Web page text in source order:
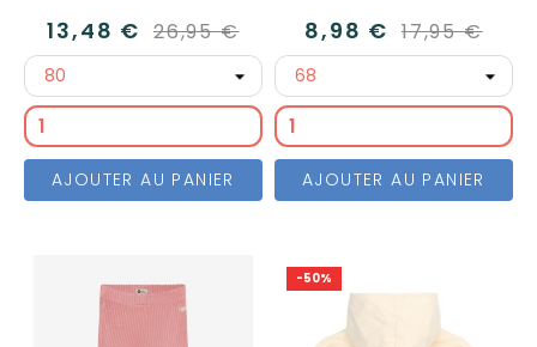
13,48 € 26,95 €
AJOUTER AU PANIER
8,98 € 17,95 €
AJOUTER AU PANIER
-50%